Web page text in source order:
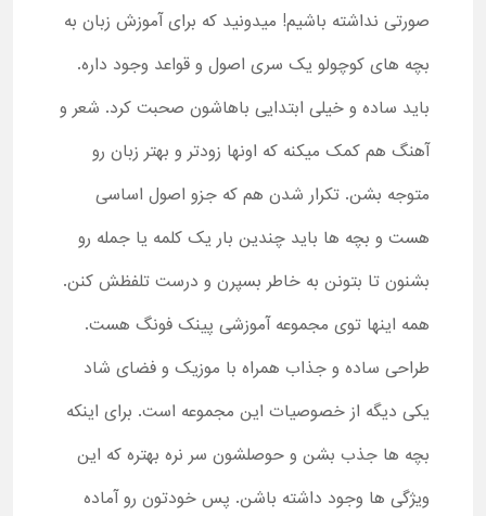
صورتی نداشته باشیم! میدونید که برای آموزش زبان به
بچه های کوچولو یک سری اصول و قواعد وجود داره.
باید ساده و خیلی ابتدایی باهاشون صحبت کرد. شعر و
آهنگ هم کمک میکنه که اونها زودتر و بهتر زبان رو
متوجه بشن. تکرار شدن هم که جزو اصول اساسی
هست و بچه ها باید چندین بار یک کلمه یا جمله رو
بشنون تا بتونن به خاطر بسپرن و درست تلفظش کنن.
همه اینها توی مجموعه آموزشی پینک فونگ هست.
طراحی ساده و جذاب همراه با موزیک و فضای شاد
یکی دیگه از خصوصیات این مجموعه است. برای اینکه
بچه ها جذب بشن و حوصلشون سر نره بهتره که این
ویژگی ها وجود داشته باشن. پس خودتون رو آماده